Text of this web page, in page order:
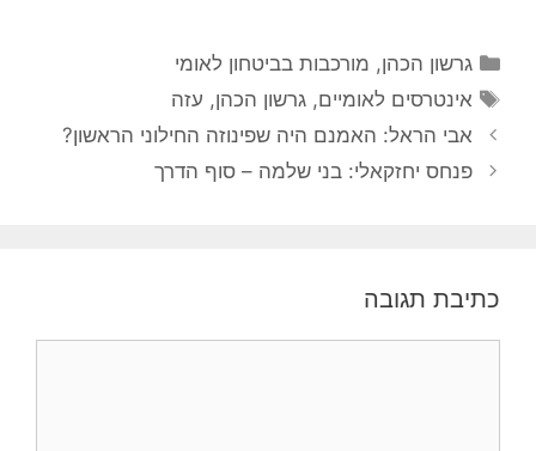
קטגוריות
גרשון הכהן, מורכבות בביטחון לאומי
תגיות
אינטרסים לאומיים,גרשון הכהן, עזה
אבי הראל: האמנם היה שפינוזה החילוני הראשון?
פנחס יחזקאלי: בני שלמה – סוף הדרך
כתיבת תגובה